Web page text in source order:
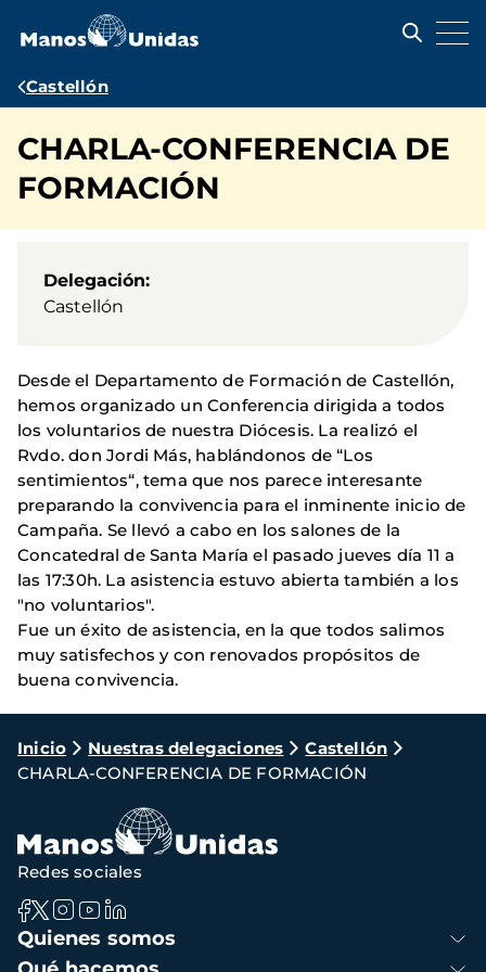
contenido
Ruta
navegación
Castellón
CHARLA-CONFERENCIA DE
FORMACIÓN
Delegación
Castellón
Desde el Departamento de Formación de Castellón,
hemos organizado un Conferencia dirigida a todos
los voluntarios de nuestra Diócesis. La realizó el
Rvdo. don Jordi Más, hablándonos de “Los
sentimientos“, tema que nos parece interesante
preparando la convivencia para el inminente inicio de
Campaña. Se llevó a cabo en los salones de la
Concatedral de Santa María el pasado jueves día 11 a
las 17:30h. La asistencia estuvo abierta también a los
"no voluntarios".
Fue un éxito de asistencia, en la que todos salimos
muy satisfechos y con renovados propósitos de
buena convivencia.
Ruta
de
navegación
Inicio Nuestras delegaciones
Castellón
CHARLA-CONFERENCIA DE FORMACIÓN
Navegación
principal
Quienes somos
Redes sociales